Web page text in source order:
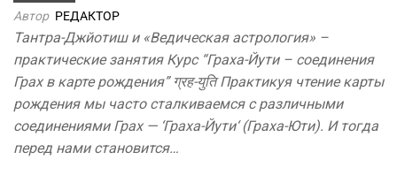
Автор РЕДАКТОР
Тантра-Джйотиш и «Ведическая астрология» –
практические занятия Курс “Граха-Йути – соединения
Грах в карте рождения” ग्रह-युति Практикуя чтение карты
рождения мы часто сталкиваемся с различными
соединениями Грах — ‘Граха-Йути‘ (Граха-Юти). И тогда
перед нами становится…